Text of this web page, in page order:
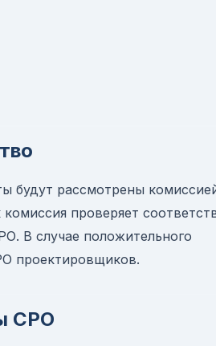
будут рассмотрены
проверяет
В случае положительного
проектировщиков.
СРО